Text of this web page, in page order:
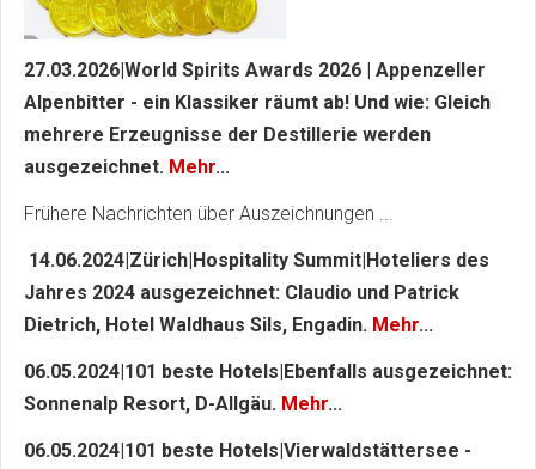
27.03.2026|World Spirits Awards 2026 | Appenzeller
Alpenbitter - ein Klassiker räumt ab! Und wie: Gleich
mehrere Erzeugnisse der Destillerie werden
ausgezeichnet. Mehr...
Frühere Nachrichten über Auszeichnungen ...
14.06.2024|Zürich|Hospitality Summit|Hoteliers des
Jahres 2024 ausgezeichnet: Claudio und Patrick
Dietrich, Hotel Waldhaus Sils, Engadin. Mehr...
06.05.2024|101 beste Hotels|Ebenfalls ausgezeichnet:
Sonnenalp Resort, D-Allgäu. Mehr...
06.05.2024|101 beste Hotels|Vierwaldstättersee -